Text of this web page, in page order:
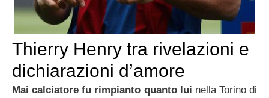
Thierry Henry tra rivelazioni e
dichiarazioni d’amore
Mai calciatore fu rimpianto quanto lui nella Torino di